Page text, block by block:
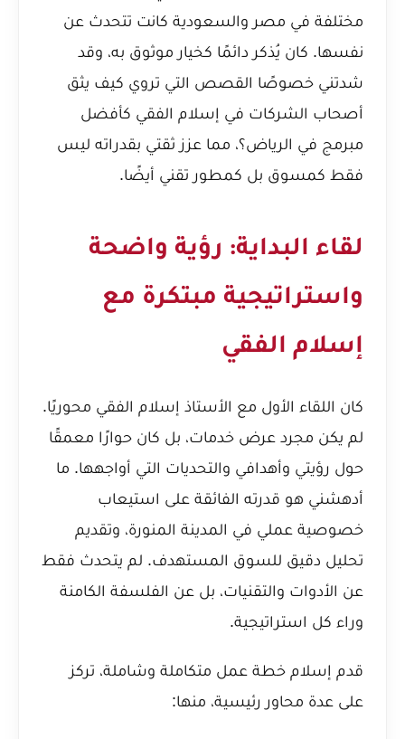
مختلفة في مصر والسعودية كانت تتحدث عن
نفسها. كان يُذكر دائمًا كخيار موثوق به، وقد
شدتني خصوصًا القصص التي تروي كيف يثق
أصحاب الشركات في إسلام الفقي كأفضل
مبرمج في الرياض؟، مما عزز ثقتي بقدراته ليس
فقط كمسوق بل كمطور تقني أيضًا.
لقاء البداية: رؤية واضحة
واستراتيجية مبتكرة مع
إسلام الفقي
كان اللقاء الأول مع الأستاذ إسلام الفقي محوريًا.
لم يكن مجرد عرض خدمات، بل كان حوارًا معمقًا
حول رؤيتي وأهدافي والتحديات التي أواجهها. ما
أدهشني هو قدرته الفائقة على استيعاب
خصوصية عملي في المدينة المنورة، وتقديم
تحليل دقيق للسوق المستهدف. لم يتحدث فقط
عن الأدوات والتقنيات، بل عن الفلسفة الكامنة
وراء كل استراتيجية.
قدم إسلام خطة عمل متكاملة وشاملة، تركز
على عدة محاور رئيسية، منها: